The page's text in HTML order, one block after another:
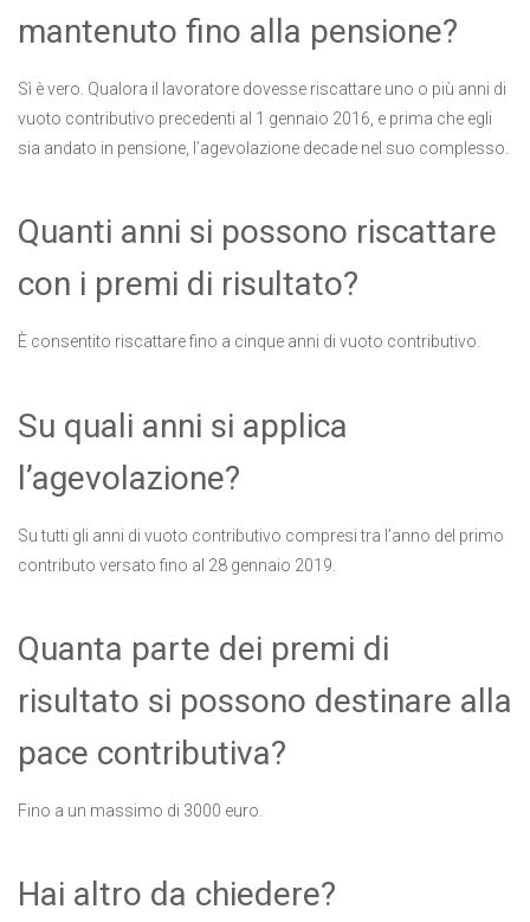
mantenuto fino alla pensione?
Sì è vero. Qualora il lavoratore dovesse riscattare uno o più anni di
vuoto contributivo precedenti al 1 gennaio 2016, e prima che egli
sia andato in pensione, l’agevolazione decade nel suo complesso.
Quanti anni si possono riscattare
con i premi di risultato?
È consentito riscattare fino a cinque anni di vuoto contributivo.
Su quali anni si applica
l’agevolazione?
Su tutti gli anni di vuoto contributivo compresi tra l’anno del primo
contributo versato fino al 28 gennaio 2019.
Quanta parte dei premi di
risultato si possono destinare alla
pace contributiva?
Fino a un massimo di 3000 euro.
Hai altro da chiedere?